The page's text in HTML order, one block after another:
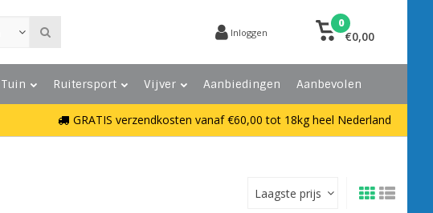
Inloggen
0
€0,00
Tuin Ruitersport Vijver Aanbiedingen Aanbevolen
GRATIS verzendkosten vanaf €60,00 tot 18kg heel Nederland
Laagste prijs